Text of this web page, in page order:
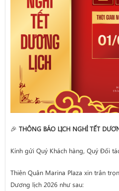
🎉 THÔNG BÁO LỊCH NGHỈ TẾT
Kính gửi Quý Khách hàng, Quý Đối
Thiên Quân Marina Plaza xin trân
Dương lịch 2026 như sau: